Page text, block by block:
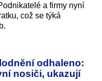
a firmy nyní
což se týká
odhaleno:
nosiči, ukazují